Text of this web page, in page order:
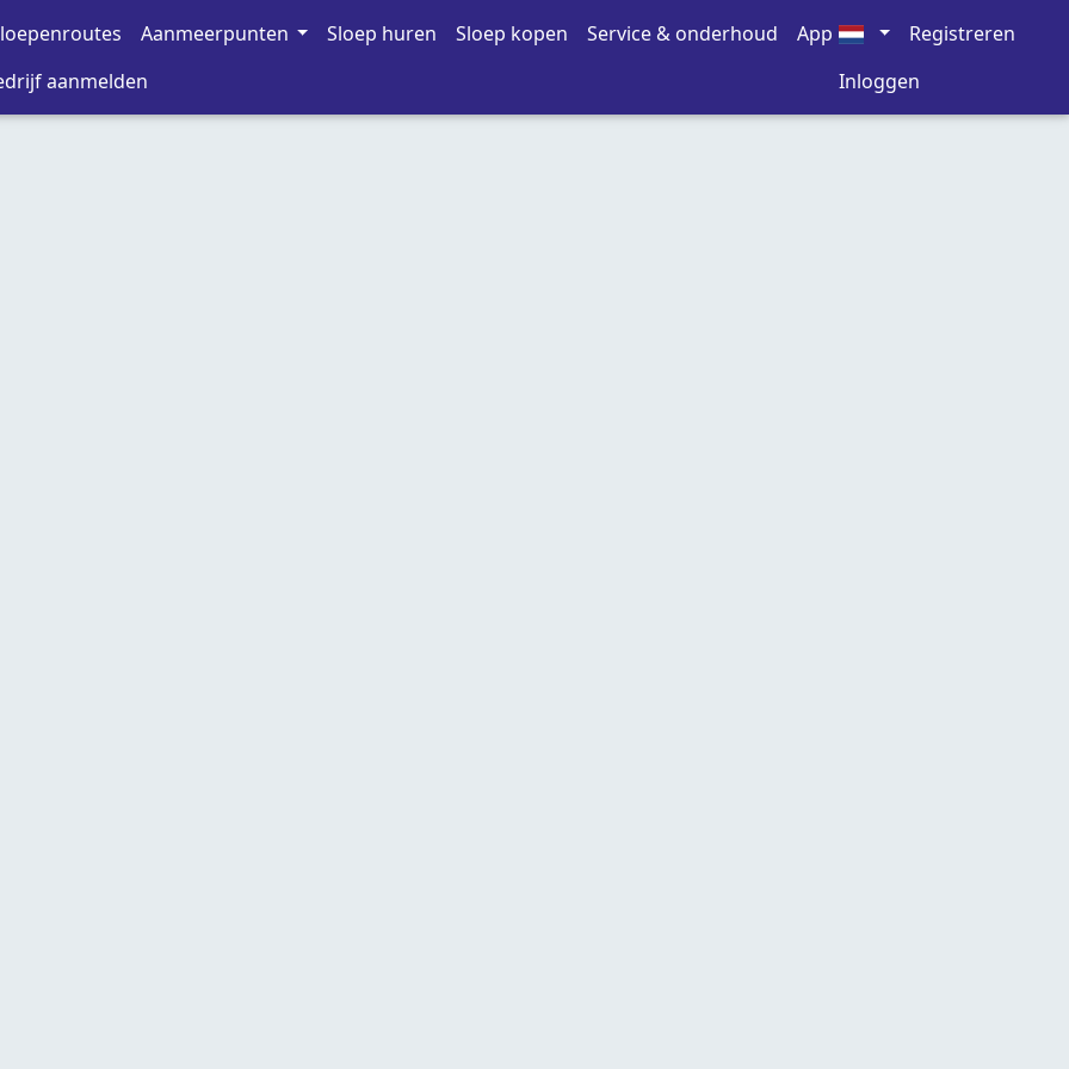
Aanmeerpunten Sloep huren Sloep kopen Service & onderhoud
App
aanmelden
Registreren
Inloggen